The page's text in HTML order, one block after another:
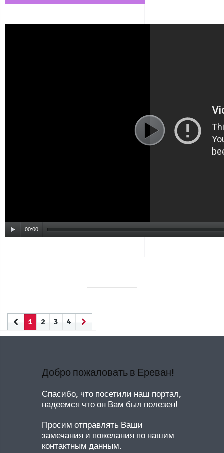
00:00
1 2 3 4
Добро пожаловать в Ереван!
Спасибо, что посетили наш портал,
надеемся что он Вам был полезен!
Просим отправлять Ваши
замечания и пожелания по нашим
контактным данным.